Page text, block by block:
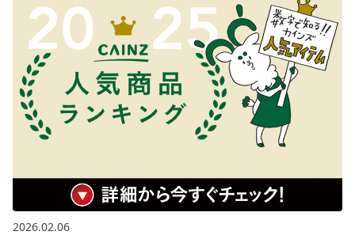
2026.02.06